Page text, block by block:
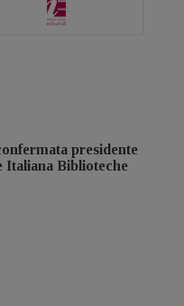
presidente
Italiana Biblioteche